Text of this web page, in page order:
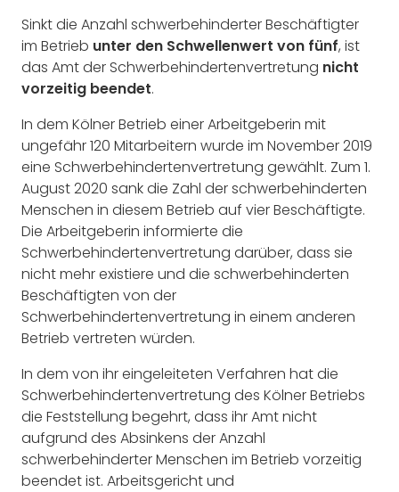
Sinkt die Anzahl schwerbehinderter Beschäftigter
im Betrieb unter den Schwellenwert von fünf, ist
das Amt der Schwerbehindertenvertretung nicht
vorzeitig beendet.
In dem Kölner Betrieb einer Arbeitgeberin mit
ungefähr 120 Mitarbeitern wurde im November 2019
eine Schwerbehindertenvertretung gewählt. Zum 1.
August 2020 sank die Zahl der schwerbehinderten
Menschen in diesem Betrieb auf vier Beschäftigte.
Die Arbeitgeberin informierte die
Schwerbehindertenvertretung darüber, dass sie
nicht mehr existiere und die schwerbehinderten
Beschäftigten von der
Schwerbehindertenvertretung in einem anderen
Betrieb vertreten würden.
In dem von ihr eingeleiteten Verfahren hat die
Schwerbehindertenvertretung des Kölner Betriebs
die Feststellung begehrt, dass ihr Amt nicht
aufgrund des Absinkens der Anzahl
schwerbehinderter Menschen im Betrieb vorzeitig
beendet ist. Arbeitsgericht und